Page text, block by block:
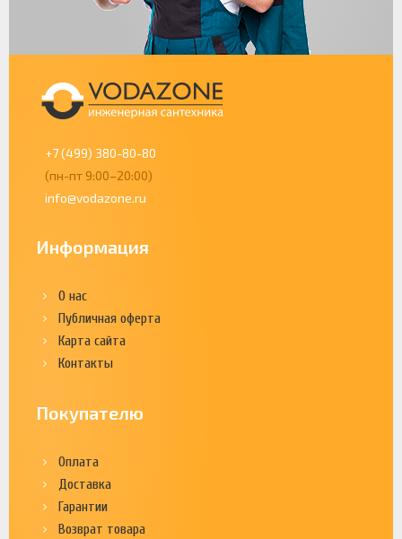
+7 (499) 380-80-80
(пн-пт 9:00–20:00)
info@vodazone.ru
Информация
О нас
Публичная оферта
Карта сайта
Контакты
Покупателю
Оплата
Доставка
Гарантии
Возврат товара